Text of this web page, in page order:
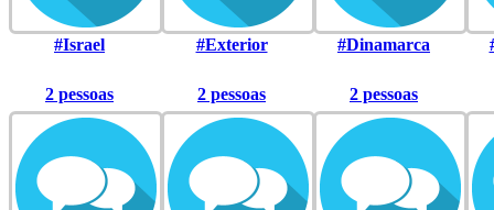
#Israel #Exterior #Dinamarca
2 pessoas 2 pessoas 2 pessoas